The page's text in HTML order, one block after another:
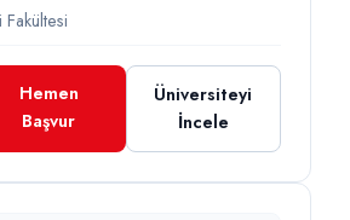
Fakültesi
Hemen
Başvur
Üniversiteyi
İncele